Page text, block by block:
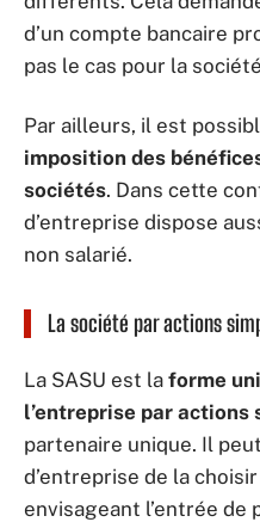
d’un compte bancaire
pas le cas pour la
Par ailleurs, il est
imposition des
sociétés. Dans cette
d’entreprise dispose
non salarié.
La société par actions
La SASU est la forme
l’entreprise par actions
partenaire unique. Il
d’entreprise de la
envisageant l’entrée